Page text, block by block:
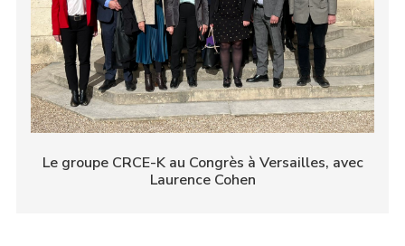
Le groupe CRCE-K au Congrès à Versailles, avec
Laurence Cohen